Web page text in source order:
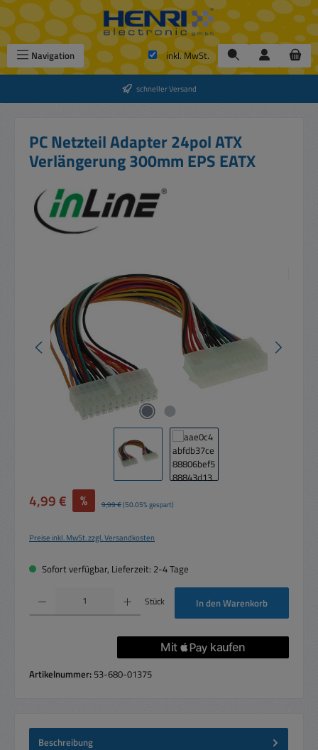
Zum Hauptinhalt springen
Navigation inkl. MwSt.
schneller Versand
PC Netzteil Adapter 24pol ATX
Verlängerung 300mm EPS EATX
Bildergalerie überspringen
Verkaufspreis:
4,99 € % Regulärer Preis:
9,99 €(50.05% gespart)
Preise inkl. MwSt. zzgl. Versandkosten
Sofort verfügbar, Lieferzeit: 2-4 Tage
Produkt Anzahl: Gib den gewünschten Wert ein oder benutze die Schaltflächen um
Stück In den Warenkorb
Artikelnummer: 53-680-01375
Beschreibung